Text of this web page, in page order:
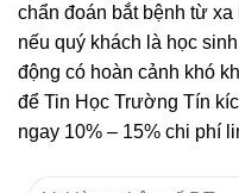
chẩn đoán bắt bệnh từ
nếu quý khách là học
động có hoàn cảnh khó
để Tin Học Trường Tín
ngay 10% – 15% chi phí